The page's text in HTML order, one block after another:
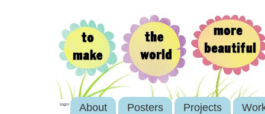
login About Posters Projects